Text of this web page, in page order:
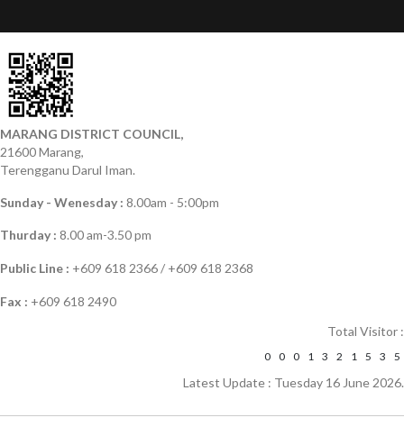
MARANG DISTRICT COUNCIL,
21600 Marang,
Terengganu Darul Iman.
Sunday - Wenesday : 8.00am - 5:00pm
Thurday : 8.00 am-3.50 pm
Public Line : +609 618 2366 / +609 618 2368
Fax : +609 618 2490
Total Visitor :
0 0 0 1 3 2 1 5 3 5
Latest Update : Tuesday 16 June 2026.